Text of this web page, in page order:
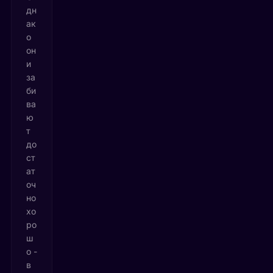
дн
ак
о
он
и
за
би
ва
ю
т
до
ст
ат
оч
но
хо
ро
ш
о -
в